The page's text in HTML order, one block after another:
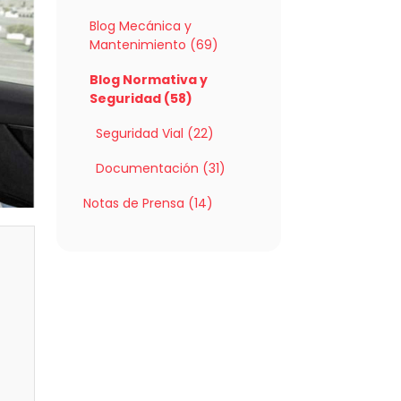
Blog Mecánica y
Mantenimiento (69)
Blog Normativa y
Seguridad (58)
Seguridad Vial (22)
Documentación (31)
Notas de Prensa (14)